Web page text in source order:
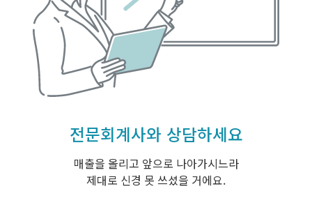
전문회계사와 상담하세요
매출을 올리고 앞으로 나아가시느라
제대로 신경 못 쓰셨을 거에요.